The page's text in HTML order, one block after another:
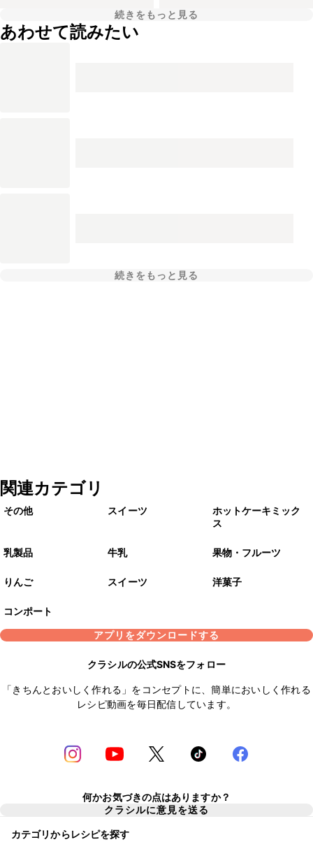
続きをもっと見る
あわせて読みたい
続きをもっと見る
関連カテゴリ
その他 スイーツ
ホットケーキミック
ス
乳製品 牛乳 果物・フルーツ
りんご スイーツ 洋菓子
コンポート
アプリをダウンロードする
クラシルの公式SNSをフォロー
「きちんとおいしく作れる」をコンセプトに、簡単においしく作れる
レシピ動画を毎日配信しています。
何かお気づきの点はありますか？
クラシルに意見を送る
カテゴリからレシピを探す